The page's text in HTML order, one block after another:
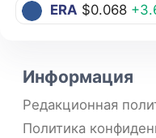
ERA $0.068
Информация
Редакционная
Политика